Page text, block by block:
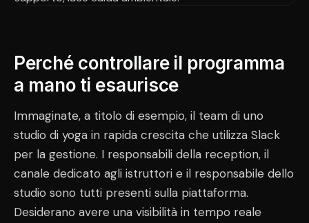
Perché controllare il programma
a mano ti esaurisce
Immaginate, a titolo di esempio, il team di uno
studio di yoga in rapida crescita che utilizza Slack
per la gestione. I responsabili della reception, il
canale dedicato agli istruttori e il responsabile dello
studio sono tutti presenti sulla piattaforma.
Desiderano avere una visibilità in tempo reale